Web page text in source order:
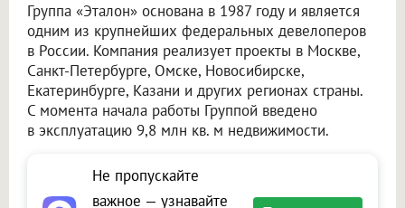
Группа «Эталон» основана в 1987 году и является
одним из крупнейших федеральных девелоперов
в России. Компания реализует проекты в Москве,
Санкт-Петербурге, Омске, Новосибирске,
Екатеринбурге, Казани и других регионах страны.
С момента начала работы Группой введено
в эксплуатацию 9,8 млн кв. м недвижимости.
Не пропускайте
важное — узнавайте